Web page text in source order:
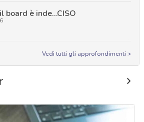
board è inde…CISO
Vedi tutti gli approfondimenti >